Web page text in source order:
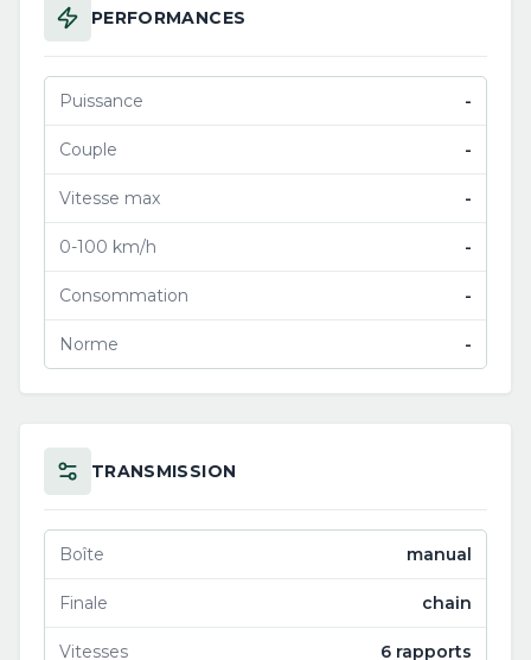
PERFORMANCES
Puissance -
Couple -
Vitesse max -
0-100 km/h -
Consommation -
Norme -
TRANSMISSION
Boîte manual
Finale chain
Vitesses 6 rapports